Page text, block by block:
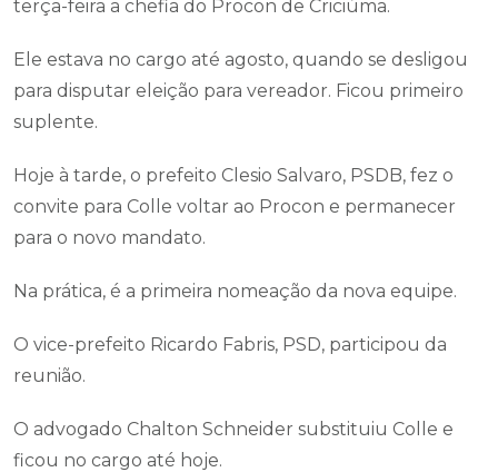
terça-feira a chefia do Procon de Criciúma.
Ele estava no cargo até agosto, quando se desligou
para disputar eleição para vereador. Ficou primeiro
suplente.
Hoje à tarde, o prefeito Clesio Salvaro, PSDB, fez o
convite para Colle voltar ao Procon e permanecer
para o novo mandato.
Na prática, é a primeira nomeação da nova equipe.
O vice-prefeito Ricardo Fabris, PSD, participou da
reunião.
O advogado Chalton Schneider substituiu Colle e
ficou no cargo até hoje.